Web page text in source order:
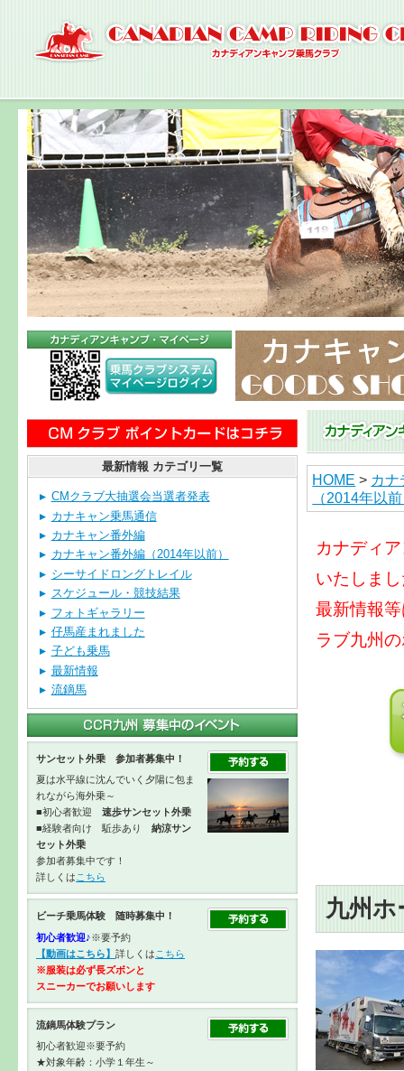
HOME > カ
（2014年以
カナディ
いたしま
最新情報
ラブ九州
九州
最新情報 カテゴリ一覧
CMクラブ大抽選会当選者発表
カナキャン乗馬通信
カナキャン番外編
カナキャン番外編（2014年以前）
シーサイドロングトレイル
スケジュール・競技結果
フォトギャラリー
仔馬産まれました
子ども乗馬
最新情報
流鏑馬
サンセット外乗 参加者募集中！
夏は水平線に沈んでいく夕陽に包ま
れながら海外乗～
■初心者歓迎 速歩サンセット外乗
■経験者向け 駈歩あり 納涼サン
セット外乗
参加者募集中です！
詳しくは こちら
ビーチ乗馬体験 随時募集中！
初心者歓迎♪※要予約
【動画はこちら】 詳しくは こちら
※服装は必ず長ズボンと
スニーカーでお願いします
流鏑馬体験プラン
初心者歓迎※要予約
★対象年齢：小学１年生～